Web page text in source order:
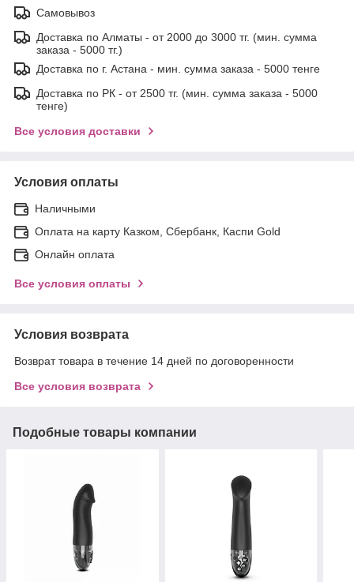
Самовывоз
Доставка по Алматы - от 2000 до 3000 тг. (мин. сумма
заказа - 5000 тг.)
Доставка по г. Астана - мин. сумма заказа - 5000 тенге
Доставка по РК - от 2500 тг. (мин. сумма заказа - 5000
тенге)
Все условия доставки
Условия оплаты
Наличными
Оплата на карту Казком, Сбербанк, Каспи Gold
Онлайн оплата
Все условия оплаты
Условия возврата
Возврат товара в течение 14 дней по договоренности
Все условия возврата
Подобные товары компании